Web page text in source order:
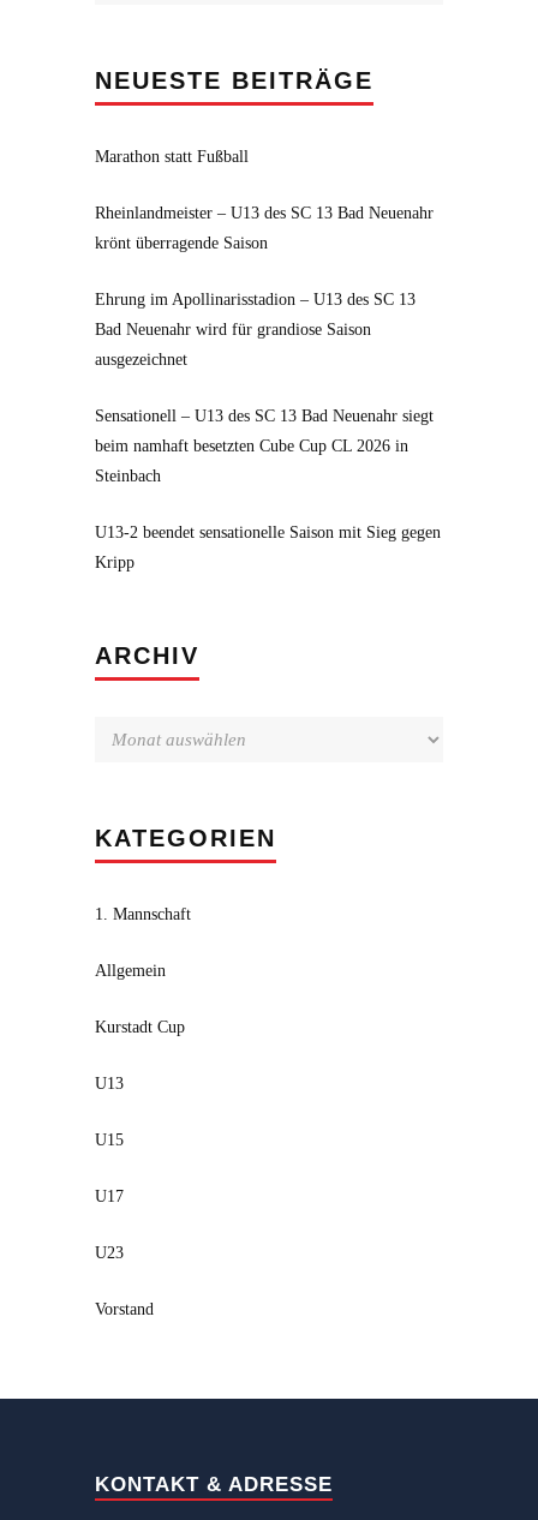
NEUESTE BEITRÄGE
Marathon statt Fußball
Rheinlandmeister – U13 des SC 13 Bad Neuenahr
krönt überragende Saison
Ehrung im Apollinarisstadion – U13 des SC 13
Bad Neuenahr wird für grandiose Saison
ausgezeichnet
Sensationell – U13 des SC 13 Bad Neuenahr siegt
beim namhaft besetzten Cube Cup CL 2026 in
Steinbach
U13-2 beendet sensationelle Saison mit Sieg gegen
Kripp
ARCHIV
KATEGORIEN
1. Mannschaft
Allgemein
Kurstadt Cup
U13
U15
U17
U23
Vorstand
KONTAKT & ADRESSE